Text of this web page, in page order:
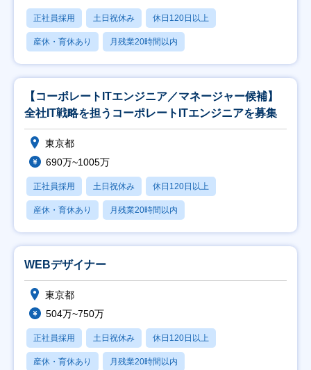
正社員採用 土日祝休み 休日120日以上
産休・育休あり 月残業20時間以内
【コーポレートITエンジニア／マネージャー候補】
全社IT戦略を担うコーポレートITエンジニアを募集
東京都
690万~1005万
正社員採用 土日祝休み 休日120日以上
産休・育休あり 月残業20時間以内
WEBデザイナー
東京都
504万~750万
正社員採用 土日祝休み 休日120日以上
産休・育休あり 月残業20時間以内